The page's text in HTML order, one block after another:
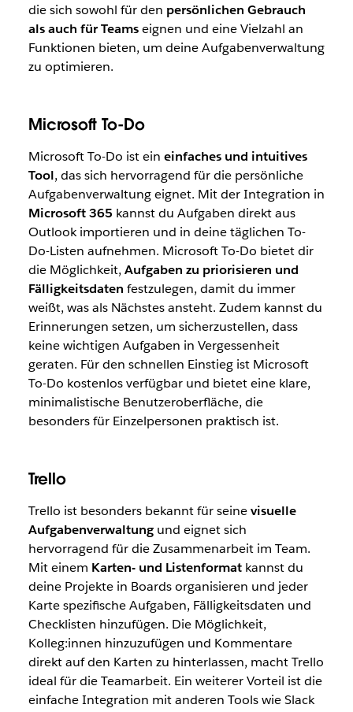
die sich sowohl für den persönlichen Gebrauch
als auch für Teamseignen und eine Vielzahl an
Funktionen bieten, um deine Aufgabenverwaltung
zu optimieren.
Microsoft To-Do
Microsoft To-Do ist ein einfaches und intuitives
Tool, das sich hervorragend für die persönliche
Aufgabenverwaltung eignet. Mit der Integration in
Microsoft 365 kannst du Aufgaben direkt aus
Outlook importieren und in deine täglichen To-
Do-Listen aufnehmen. Microsoft To-Do bietet dir
die Möglichkeit, Aufgaben zu priorisieren und
Fälligkeitsdaten festzulegen, damit du immer
weißt, was als Nächstes ansteht. Zudem kannst du
Erinnerungen setzen, um sicherzustellen, dass
keine wichtigen Aufgaben in Vergessenheit
geraten. Für den schnellen Einstieg ist Microsoft
To-Do kostenlos verfügbar und bietet eine klare,
minimalistische Benutzeroberfläche, die
besonders für Einzelpersonen praktisch ist.
Trello
Trello ist besonders bekannt für seinevisuelle
Aufgabenverwaltungund eignet sich
hervorragend für die Zusammenarbeit im Team.
Mit einem Karten- und Listenformatkannst du
deine Projekte in Boards organisieren und jeder
Karte spezifische Aufgaben, Fälligkeitsdaten und
Checklisten hinzufügen. Die Möglichkeit,
Kolleg:innen hinzuzufügen und Kommentare
direkt auf den Karten zu hinterlassen, macht Trello
ideal für die Teamarbeit. Ein weiterer Vorteil ist die
einfache Integration mit anderen Tools wie Slack